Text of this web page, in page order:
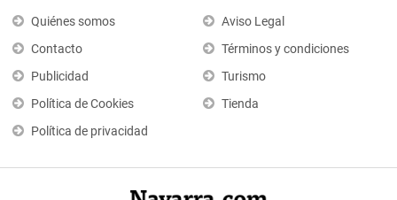
Quiénes somos
Contacto
Publicidad
Política de Cookies
Política de privacidad
Aviso Legal
Términos y condiciones
Turismo
Tienda